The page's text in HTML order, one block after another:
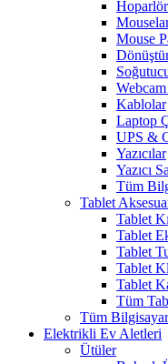
Mouse
Kablolar
Laptop
UPS &
Yazıcılar
Yazıcı
Tüm
Tablet
Tablet
Tablet
Tablet
Tablet
Tablet
Tüm
Tüm
Elektrikli Ev Aletleri
Ütüler